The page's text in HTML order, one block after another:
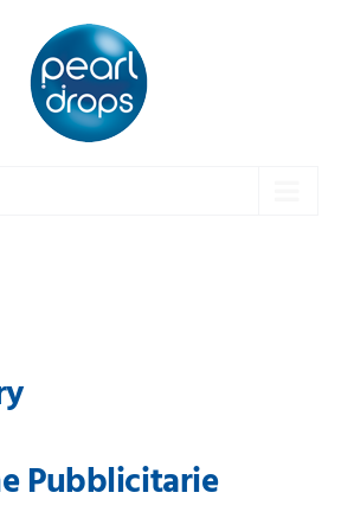
Pubblicitarie